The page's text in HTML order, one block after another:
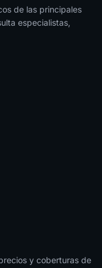
de las principales
especialistas,
y coberturas de